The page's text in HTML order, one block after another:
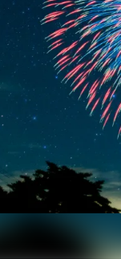
ビジネス・起業
まちづくり・地域活性